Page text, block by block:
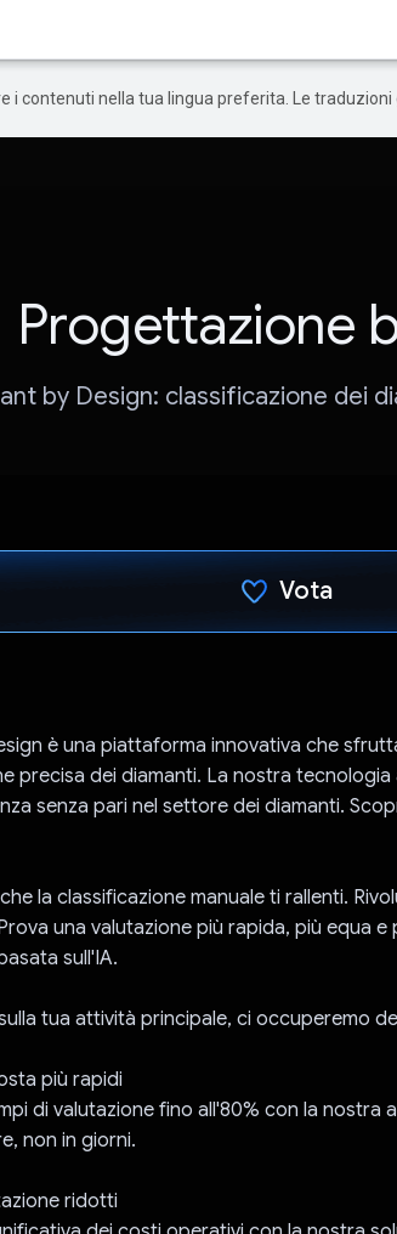
i contenuti nella tua lingua preferita. Le
Progettazione
by Design: classificazione dei
Vota
è una piattaforma innovativa che
precisa dei diamanti. La nostra
senza pari nel settore dei diamanti.
la classificazione manuale ti rallenti.
una valutazione più rapida, più equa
sull'IA.
tua attività principale, ci occuperemo
più rapidi
di valutazione fino all'80% con la nostra
non in giorni.
ridotti